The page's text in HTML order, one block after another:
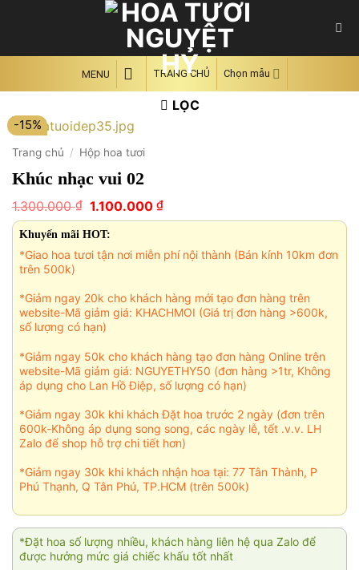
MENU TRANG CHỦ Chọn mẫu
LỌC
-15%
Trang chủ / Hộp hoa tươi
Khúc nhạc vui 02
1.300.000₫ Giá
gốc
là:
1.300.000 ₫.
1.100.000 ₫Giá
hiện
1.100.000 ₫.
Khuyến mãi HOT:
*Giao hoa tươi tận nơi miễn phí nội thành (Bán kính 10km đơn
trên 500k)
*Giảm ngay 20k cho khách hàng mới tạo đơn hàng trên
website-Mã giảm giá: KHACHMOI (Giá trị đơn hàng >600k,
số lượng có hạn)
*Giảm ngay 50k cho khách hàng tạo đơn hàng Online trên
website-Mã giảm giá: NGUYETHY50 (đơn hàng >1tr, Không
áp dụng cho Lan Hồ Điệp, số lượng có hạn)
*Giảm ngay 30k khi khách Đặt hoa trước 2 ngày (đơn trên
600k-Không áp dụng song song, các ngày lễ, tết .v.v. LH
Zalo để shop hỗ trợ chi tiết hơn)
*Giảm ngay 30k khi khách nhận hoa tại: 77 Tân Thành, P
Phú Thạnh, Q Tân Phú, TP.HCM (trên 500k)
*Đặt hoa số lượng nhiều, khách hàng liên hệ qua Zalo để
được hưởng mức giá chiếc khấu tốt nhất